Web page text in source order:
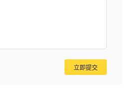
立即提交